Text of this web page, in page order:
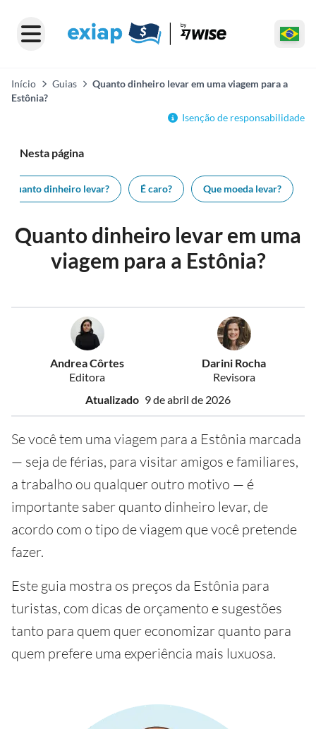
Início Guias
Quanto dinheiro levar em uma viagem para a
Estônia?
Isenção de responsabilidade
Nesta página
Quanto dinheiro levar? É caro? Que moeda levar?
Quanto dinheiro levar em uma
viagem para a Estônia?
Andrea Côrtes
Editora
Darini Rocha
Revisora
Atualizado 9 de abril de 2026
Se você tem uma viagem para a Estônia marcada
— seja de férias, para visitar amigos e familiares,
a trabalho ou qualquer outro motivo — é
importante saber quanto dinheiro levar, de
acordo com o tipo de viagem que você pretende
fazer.
Este guia mostra os preços da Estônia para
turistas, com dicas de orçamento e sugestões
tanto para quem quer economizar quanto para
quem prefere uma experiência mais luxuosa.